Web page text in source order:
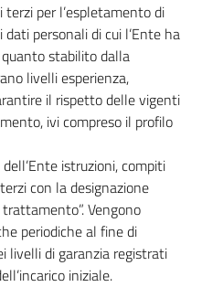
terzi per l’espletamento di
personali di cui l’Ente ha
stabilito dalla
livelli esperienza,
il rispetto delle vigenti
ivi compreso il profilo
istruzioni, compiti
con la designazione
Vengono
periodiche al fine di
livelli di garanzia registrati
iniziale.